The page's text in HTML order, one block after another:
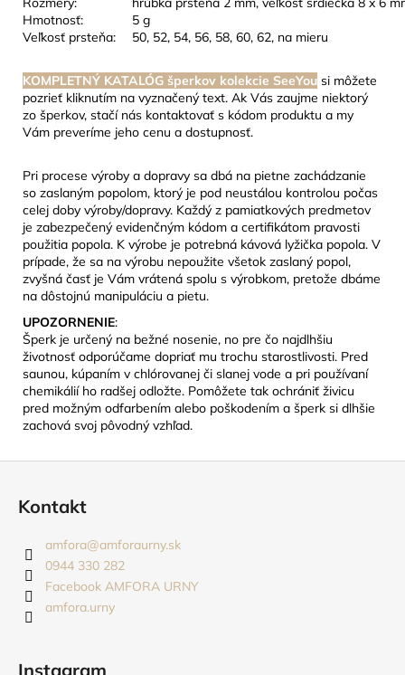
Hmotnosť:
5 g
Veľkosť prsteňa:
50, 52, 54, 56, 58, 60, 62, na mieru
KOMPLETNÝ KATALÓG šperkov kolekcie SeeYou si môžete
pozrieť kliknutím na vyznačený text. Ak Vás zaujme niektorý
zo šperkov, stačí nás kontaktovať s kódom produktu a my
Vám preveríme jeho cenu a dostupnosť.
Pri procese výroby a dopravy sa dbá na pietne zachádzanie
so zaslaným popolom, ktorý je pod neustálou kontrolou počas
celej doby výroby/dopravy. Každý z pamiatkových predmetov
je zabezpečený evidenčným kódom a certifikátom pravosti
použitia popola. K výrobe je potrebná kávová lyžička popola. V
prípade, že sa na výrobu nepoužite všetok zaslaný popol,
zvyšná časť je Vám vrátená spolu s výrobkom, pretože dbáme
na dôstojnú manipuláciu a pietu.
UPOZORNENIE:
Šperk je určený na bežné nosenie, no pre čo najdlhšiu
životnosť odporúčame dopriať mu trochu starostlivosti. Pred
saunou, kúpaním v chlórovanej či slanej vode a pri používaní
chemikálií ho radšej odložte. Pomôžete tak ochrániť živicu
pred možným odfarbením alebo poškodením a šperk si dlhšie
zachová svoj pôvodný vzhľad.
Kontakt
amfora@amforaurny.sk
0944 330 282
Facebook AMFORA URNY
amfora.urny
Instagram